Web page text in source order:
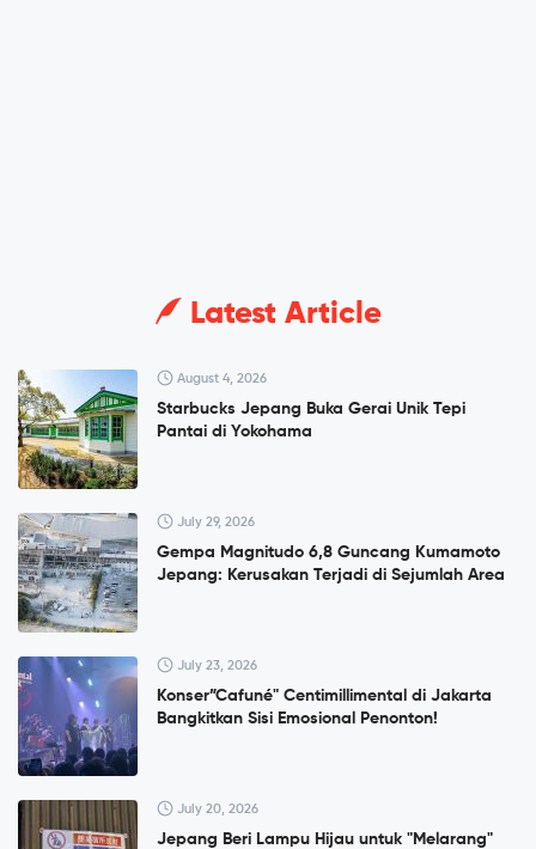
Latest Article
August 4, 2026
Starbucks Jepang Buka Gerai Unik Tepi
Pantai di Yokohama
July 29, 2026
Gempa Magnitudo 6,8 Guncang Kumamoto
Jepang: Kerusakan Terjadi di Sejumlah Area
July 23, 2026
Konser”Cafuné" Centimillimental di Jakarta
Bangkitkan Sisi Emosional Penonton!
July 20, 2026
Jepang Beri Lampu Hijau untuk "Melarang"